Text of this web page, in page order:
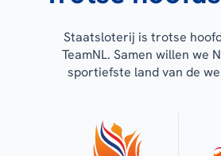
Staatsloterij is trotse
TeamNL. Samen willen we
sportiefste land van de